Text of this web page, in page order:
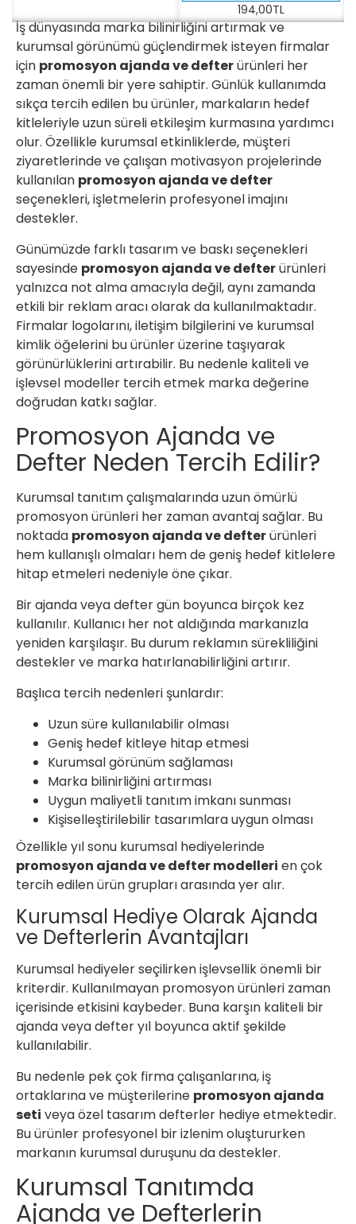
İş dünyasında marka bilinirliğini artırmak ve
kurumsal görünümü güçlendirmek isteyen firmalar
için promosyon ajanda ve defterürünleri her
zaman önemli bir yere sahiptir. Günlük kullanımda
sıkça tercih edilen bu ürünler, markaların hedef
kitleleriyle uzun süreli etkileşim kurmasına yardımcı
olur. Özellikle kurumsal etkinliklerde, müşteri
ziyaretlerinde ve çalışan motivasyon projelerinde
kullanılan promosyon ajanda ve defter
seçenekleri, işletmelerin profesyonel imajını
destekler.
Günümüzde farklı tasarım ve baskı seçenekleri
sayesinde promosyon ajanda ve defterürünleri
yalnızca not alma amacıyla değil, aynı zamanda
etkili bir reklam aracı olarak da kullanılmaktadır.
Firmalar logolarını, iletişim bilgilerini ve kurumsal
kimlik öğelerini bu ürünler üzerine taşıyarak
görünürlüklerini artırabilir. Bu nedenle kaliteli ve
işlevsel modeller tercih etmek marka değerine
doğrudan katkı sağlar.
Promosyon Ajanda ve
Defter Neden Tercih Edilir?
Kurumsal tanıtım çalışmalarında uzun ömürlü
promosyon ürünleri her zaman avantaj sağlar. Bu
noktada promosyon ajanda ve defterürünleri
hem kullanışlı olmaları hem de geniş hedef kitlelere
hitap etmeleri nedeniyle öne çıkar.
Bir ajanda veya defter gün boyunca birçok kez
kullanılır. Kullanıcı her not aldığında markanızla
yeniden karşılaşır. Bu durum reklamın sürekliliğini
destekler ve marka hatırlanabilirliğini artırır.
Başlıca tercih nedenleri şunlardır:
Uzun süre kullanılabilir olması
Geniş hedef kitleye hitap etmesi
Kurumsal görünüm sağlaması
Marka bilinirliğini artırması
Uygun maliyetli tanıtım imkanı sunması
Kişiselleştirilebilir tasarımlara uygun olması
Özellikle yıl sonu kurumsal hediyelerinde
promosyon ajanda ve defter modelleri en çok
tercih edilen ürün grupları arasında yer alır.
Kurumsal Hediye Olarak Ajanda
ve Defterlerin Avantajları
Kurumsal hediyeler seçilirken işlevsellik önemli bir
kriterdir. Kullanılmayan promosyon ürünleri zaman
içerisinde etkisini kaybeder. Buna karşın kaliteli bir
ajanda veya defter yıl boyunca aktif şekilde
kullanılabilir.
Bu nedenle pek çok firma çalışanlarına, iş
ortaklarına ve müşterilerine promosyon ajanda
seti veya özel tasarım defterler hediye etmektedir.
Bu ürünler profesyonel bir izlenim oluştururken
markanın kurumsal duruşunu da destekler.
Kurumsal Tanıtımda
Ajanda ve Defterlerin
194,00TL